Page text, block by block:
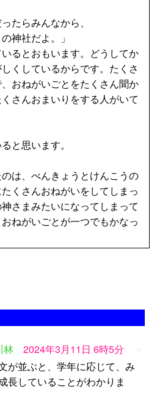
たらみんなから、
神社だよ。」
るとおもいます。どうしてか
くしているからです。たくさ
おねがいごとをたくさん聞か
さんおまいりをする人がいて
と思います。
は、べんきょうとけんこうの
くさんおねがいをしてしまっ
さまみたいになってしまって
ねがいごとが一つでもかなっ
林 2024年3月11日 6時5分 ▽
が並ぶと、学年に応じて、み
長していることがわかりま